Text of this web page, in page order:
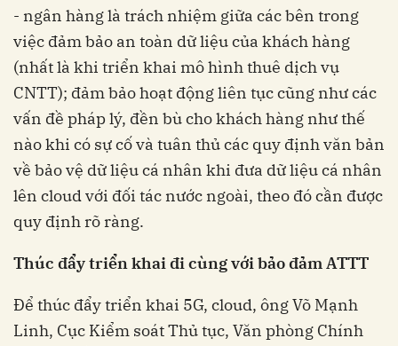
- ngân hàng là trách nhiệm giữa các bên trong
việc đảm bảo an toàn dữ liệu của khách hàng
(nhất là khi triển khai mô hình thuê dịch vụ
CNTT); đảm bảo hoạt động liên tục cũng như các
vấn đề pháp lý, đền bù cho khách hàng như thế
nào khi có sự cố và tuân thủ các quy định văn bản
về bảo vệ dữ liệu cá nhân khi đưa dữ liệu cá nhân
lên cloud với đối tác nước ngoài, theo đó cần được
quy định rõ ràng.
Thúc đẩy triển khai đi cùng với bảo đảm ATTT
Để thúc đẩy triển khai 5G, cloud, ông Võ Mạnh
Linh, Cục Kiểm soát Thủ tục, Văn phòng Chính